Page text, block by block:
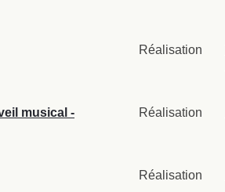
Réalisation
musical - Réalisation
Réalisation